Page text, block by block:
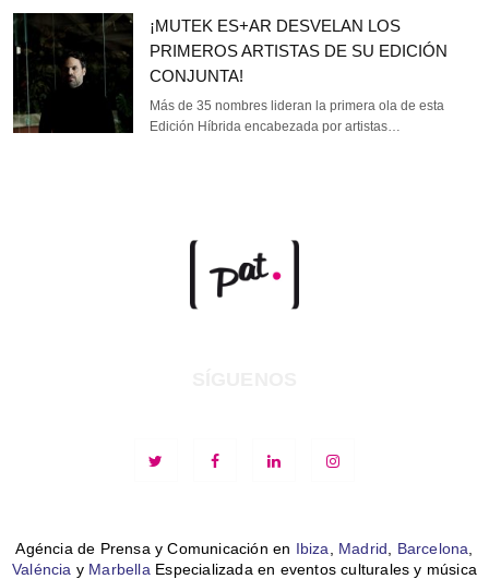
¡MUTEK ES+AR DESVELAN LOS
PRIMEROS ARTISTAS DE SU EDICIÓN
CONJUNTA!
Más de 35 nombres lideran la primera ola de esta
Edición Híbrida encabezada por artistas…
Agéncia de Prensa y Comunicación en Ibiza, Madrid, Barcelona,
Valéncia y MarbellaEspecializada en eventos culturales y música